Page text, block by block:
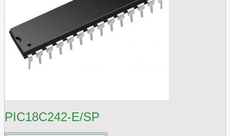
PIC18C242-E/SP